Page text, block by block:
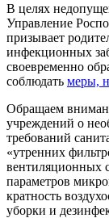
В целях
Управление
призывает
инфекционных
своевременно
соблюдать меры,
Обращаем
учреждений о
требований
«утренних
вентиляционных
параметров
кратность
уборки и